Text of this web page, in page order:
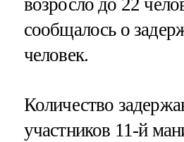
возросло до 22
сообщалось о
человек.
Количество
участников 11-й